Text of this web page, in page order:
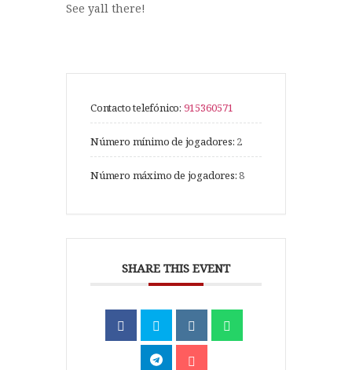
See yall there!
Contacto telefónico: 915360571
Número mínimo de jogadores: 2
Número máximo de jogadores:8
SHARE THIS EVENT